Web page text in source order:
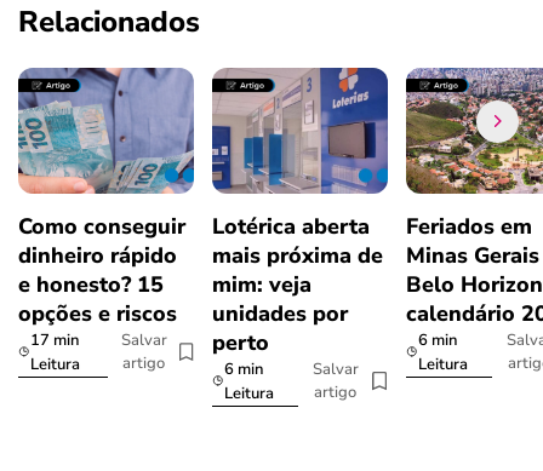
Relacionados
Como conseguir
dinheiro rápido
e honesto? 15
opções e riscos
17 min
Leitura
Salvar
artigo
Lotérica aberta
mais próxima de
mim: veja
unidades por
perto
6 min
Leitura
Salvar
artigo
Feriados em
Minas
Belo
calendário
6 min
Leitura